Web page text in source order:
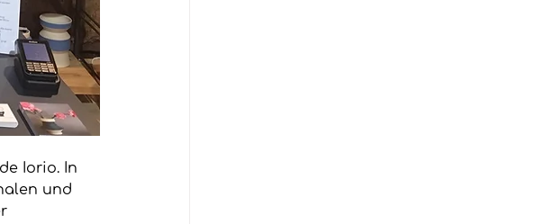
Iorio. In
und